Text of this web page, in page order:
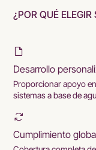
¿POR QUÉ ELEGIR
Desarrollo
Proporcionar apoyo
sistemas a base de
Cumplimiento